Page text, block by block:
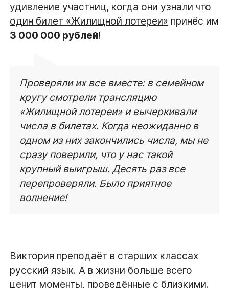
удивление участниц, когда они узнали что
один билет «Жилищной лотереи» принёс им
3 000 000 рублей!
Проверяли их все вместе: в семейном
кругу смотрели трансляцию
«Жилищной лотереи»и вычеркивали
числа в билетах. Когда неожиданно в
одном из них закончились числа, мы не
сразу поверили, что у нас такой
крупный выигрыш. Десять раз все
перепроверяли. Было приятное
волнение!
Виктория преподаёт в старших классах
русский язык. А в жизни больше всего
ценит моменты, проведённые с близкими.